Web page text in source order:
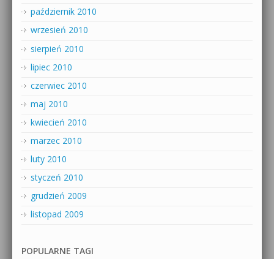
październik 2010
wrzesień 2010
sierpień 2010
lipiec 2010
czerwiec 2010
maj 2010
kwiecień 2010
marzec 2010
luty 2010
styczeń 2010
grudzień 2009
listopad 2009
POPULARNE TAGI